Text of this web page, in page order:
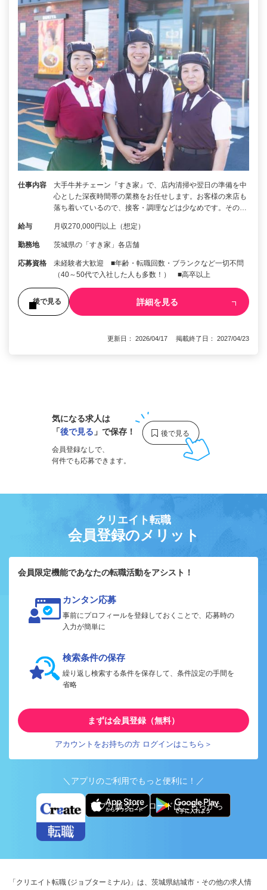
仕事内容
大手牛丼チェーン『すき家』で、店内清掃や翌日の準備を中
心とした深夜時間帯の業務をお任せします。お客様の来店も
落ち着いているので、接客・調理などは少なめです。その…
給与 月収270,000円以上（想定）
勤務地 茨城県の「すき家」各店舗
応募資格
未経験者大歓迎 ■年齢・転職回数・ブランクなど一切不問
（40～50代で入社した人も多数！） ■高卒以上
後で見る 詳細を見る
更新日： 2026/04/17 掲載終了日： 2027/04/23
気になる求人は
「後で見る 」で保存！
会員登録なしで、
何件でも応募できます。
クリエイト転職
会員登録のメリット
会員限定機能であなたの転職活動をアシスト！
カンタン応募
事前にプロフィールを登録しておくことで、応募時の
入力が簡単に
検索条件の保存
繰り返し検索する条件を保存して、条件設定の手間を
省略
まずは会員登録（無料）
アカウントをお持ちの方 ログインはこちら＞
＼アプリのご利用でもっと便利に！／
アプリ版ダウンロードはこちらから
「クリエイト転職 (ジョブターミナル)」は、茨城県結城市・その他の求人情